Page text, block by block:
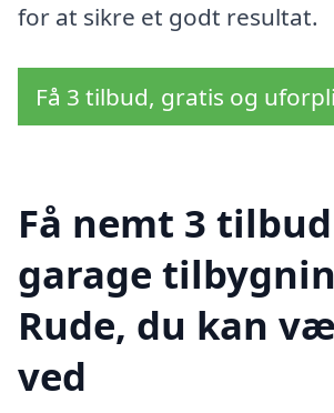
for at sikre et godt resultat.
Få 3 tilbud, gratis og
Få nemt 3
garage
Rude, du kan
ved